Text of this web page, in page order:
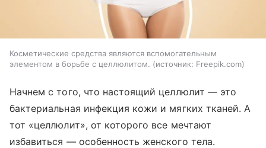
Косметические средства являются вспомогательным
элементом в борьбе с целлюлитом.
источник: Freepik.com
Начнем с того, что настоящий целлюлит — это
бактериальная инфекция кожи и мягких тканей. А
тот «целлюлит», от которого все мечтают
избавиться — особенность женского тела.